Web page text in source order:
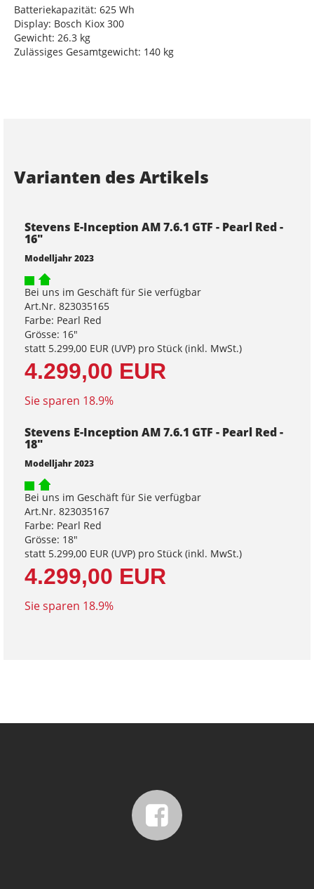
Batteriekapazität: 625 Wh
Display: Bosch Kiox 300
Gewicht: 26.3 kg
Zulässiges Gesamtgewicht: 140 kg
Varianten des Artikels
Stevens E-Inception AM 7.6.1 GTF - Pearl Red -
16"
Modelljahr 2023
Bei uns im Geschäft für Sie verfügbar
Art.Nr. 823035165
Farbe: Pearl Red
Grösse: 16"
statt 5.299,00 EUR (UVP) pro Stück (inkl. MwSt.)
4.299,00 EUR
Sie sparen 18.9%
Stevens E-Inception AM 7.6.1 GTF - Pearl Red -
18"
Modelljahr 2023
Bei uns im Geschäft für Sie verfügbar
Art.Nr. 823035167
Farbe: Pearl Red
Grösse: 18"
statt 5.299,00 EUR (UVP) pro Stück (inkl. MwSt.)
4.299,00 EUR
Sie sparen 18.9%